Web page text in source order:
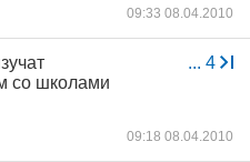
09:33 08.04.2010
... 4
со школами
09:18 08.04.2010